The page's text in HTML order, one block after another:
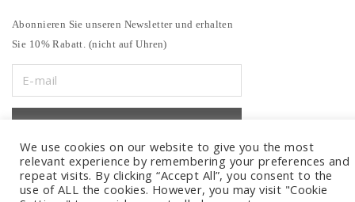
Abonnieren Sie unseren Newsletter und erhalten
Sie 10% Rabatt. (nicht auf Uhren)
We use cookies on our website to give you the most
relevant experience by remembering your preferences and
repeat visits. By clicking “Accept All”, you consent to the
use of ALL the cookies. However, you may visit "Cookie